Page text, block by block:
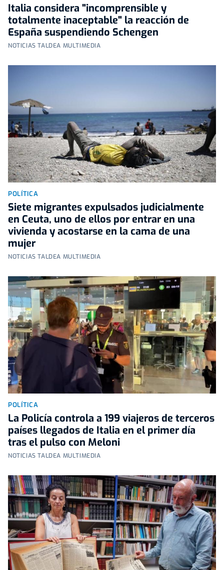
Italia considera "incomprensible y
totalmente inaceptable" la reacción de
España suspendiendo Schengen
NOTICIAS TALDEA MULTIMEDIA
POLÍTICA
Siete migrantes expulsados judicialmente
en Ceuta, uno de ellos por entrar en una
vivienda y acostarse en la cama de una
mujer
NOTICIAS TALDEA MULTIMEDIA
POLÍTICA
La Policía controla a 199 viajeros de terceros
países llegados de Italia en el primer día
tras el pulso con Meloni
NOTICIAS TALDEA MULTIMEDIA